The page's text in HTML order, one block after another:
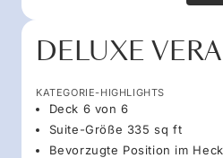
DELUXE
KATEGORIE-HIGHLIGHTS
Deck 6 von 6
Suite-Größe 335 sq ft
Bevorzugte Position im Heck